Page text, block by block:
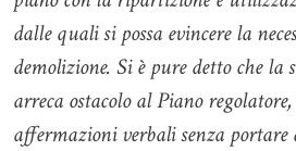
dalle quali si possa evincere la
demolizione. Si è pure detto che la
arreca ostacolo al Piano
affermazioni verbali senza